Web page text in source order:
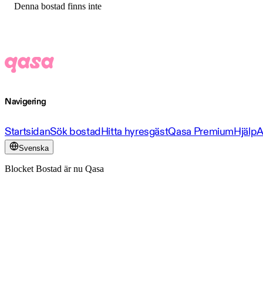
Denna bostad finns inte
Navigering
StartsidanSök bostadHitta hyresgästQasa PremiumHjälp
Svenska
Blocket Bostad är nu Qasa